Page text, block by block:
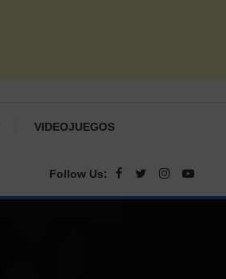
VIDEOJUEGOS
Follow Us: